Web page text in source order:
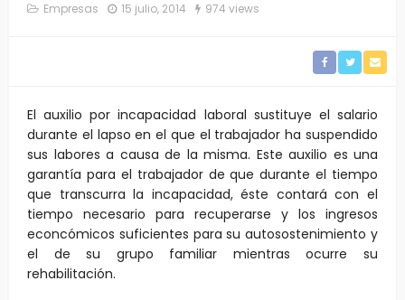
Empresas 15 julio, 2014 974 views
El auxilio por incapacidad laboral sustituye el salario
durante el lapso en el que el trabajador ha suspendido
sus labores a causa de la misma. Este auxilio es una
garantía para el trabajador de que durante el tiempo
que transcurra la incapacidad, éste contará con el
tiempo necesario para recuperarse y los ingresos
econcómicos suficientes para su autosostenimiento y
el de su grupo familiar mientras ocurre su
rehabilitación.